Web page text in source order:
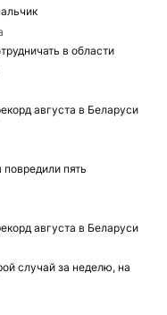
в области
августа в Беларуси
пять
августа в Беларуси
случай за неделю, на